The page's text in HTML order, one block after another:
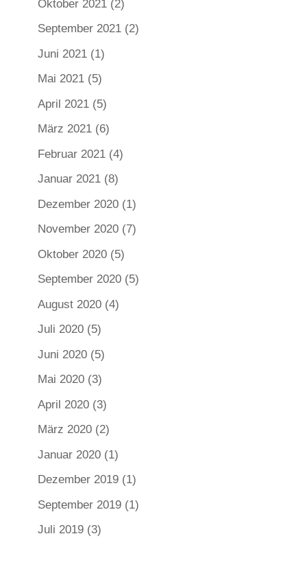
Oktober 2021(2)
September 2021(2)
Juni 2021(1)
Mai 2021(5)
April 2021(5)
März 2021(6)
Februar 2021(4)
Januar 2021(8)
Dezember 2020(1)
November 2020(7)
Oktober 2020(5)
September 2020(5)
August 2020(4)
Juli 2020(5)
Juni 2020(5)
Mai 2020(3)
April 2020(3)
März 2020(2)
Januar 2020(1)
Dezember 2019(1)
September 2019(1)
Juli 2019(3)